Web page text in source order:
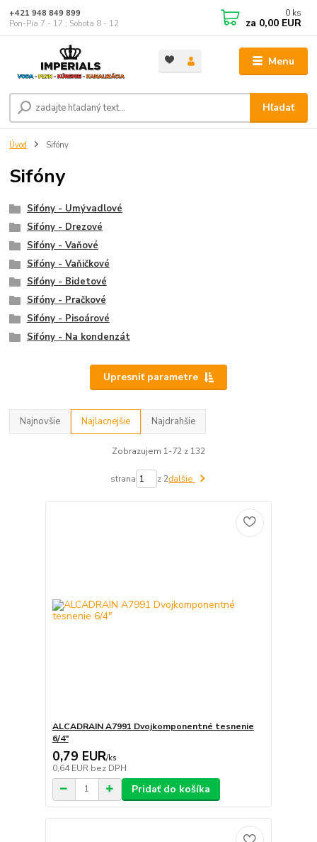
Menu
Hľadať
+421 948 849 899
Pon-Pia 7 - 17 ; Sobota 8 - 12
0 ks
za 0,00 EUR
Úvod Sifóny
Sifóny
Sifóny - Umývadlové
Sifóny - Drezové
Sifóny - Vaňové
Sifóny - Vaňičkové
Sifóny - Bidetové
Sifóny - Pračkové
Sifóny - Pisoárové
Sifóny - Na kondenzát
Upresniť parametre
Najnovšie Najlacnejšie Najdrahšie
Zobrazujem 1-72 z 132
strana z 2ďalšie
ALCADRAIN A7991 Dvojkomponentné tesnenie
6/4"
0,79 EUR/ks
0,64 EUR bez DPH
Pridať do košíka